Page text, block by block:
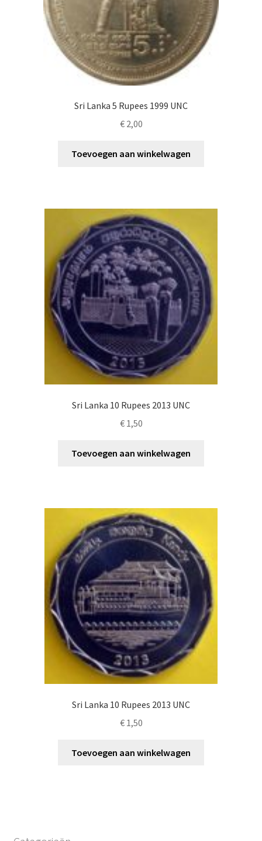
Sri Lanka 5 Rupees 1999 UNC
€2,00
Toevoegen aan winkelwagen
Sri Lanka 10 Rupees 2013 UNC
€1,50
Toevoegen aan winkelwagen
Sri Lanka 10 Rupees 2013 UNC
€1,50
Toevoegen aan winkelwagen